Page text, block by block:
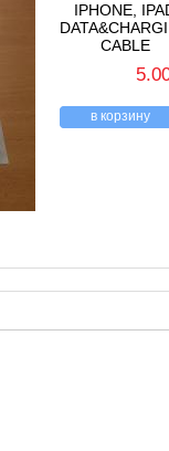
IPHONE,
CABLE
в корзину